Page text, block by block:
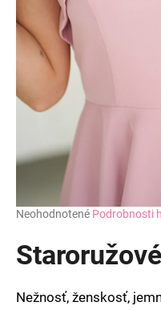
Priemerné
produktu
je
5
Neohodnotené Podrobnosti
Nežnosť, ženskosť,